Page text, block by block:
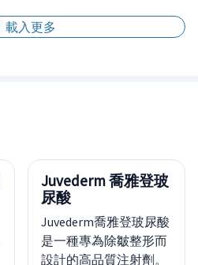
載入更多
Juvederm 喬雅登玻
尿酸
Juvederm喬雅登玻尿酸
是一種專為除皺整形而
設計的高品質注射劑。